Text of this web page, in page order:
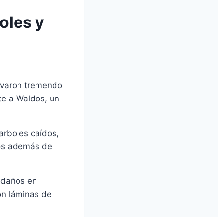
y
tremendo
a Waldos, un
caídos,
además de
en
láminas de